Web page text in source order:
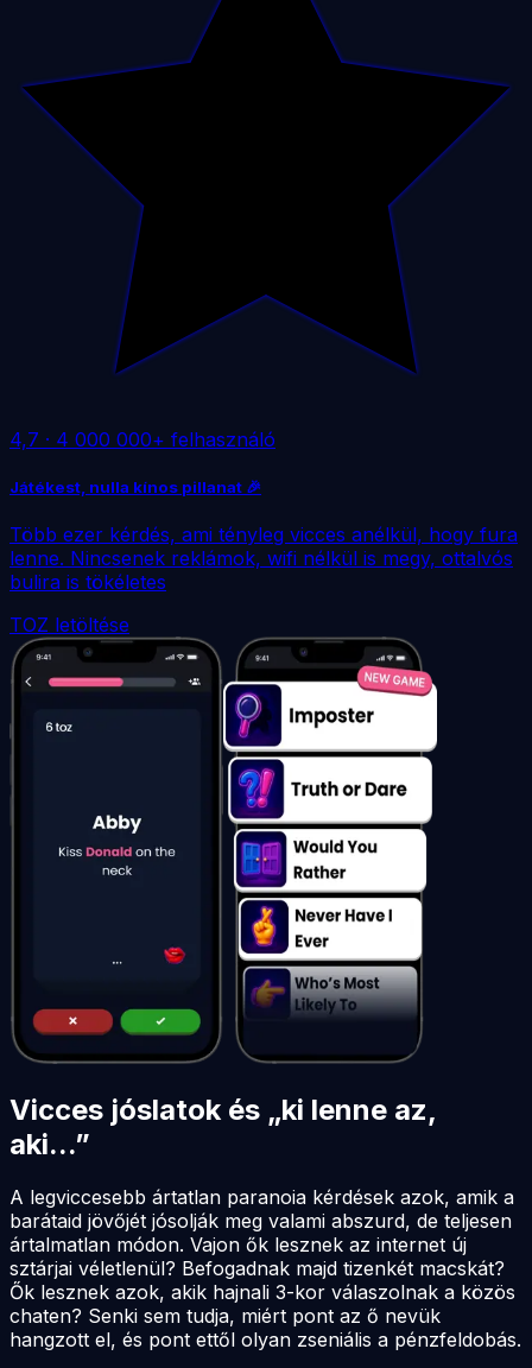
4,7 · 4 000 000+ felhasználó
Játékest, nulla kínos pillanat 🎉
Több ezer kérdés, ami tényleg vicces anélkül, hogy fura
lenne. Nincsenek reklámok, wifi nélkül is megy, ottalvós
bulira is tökéletes
TOZ letöltése
Vicces jóslatok és „ki lenne az,
aki...”
A legviccesebb ártatlan paranoia kérdések azok, amik a
barátaid jövőjét jósolják meg valami abszurd, de teljesen
ártalmatlan módon. Vajon ők lesznek az internet új
sztárjai véletlenül? Befogadnak majd tizenkét macskát?
Ők lesznek azok, akik hajnali 3-kor válaszolnak a közös
chaten? Senki sem tudja, miért pont az ő nevük
hangzott el, és pont ettől olyan zseniális a pénzfeldobás.